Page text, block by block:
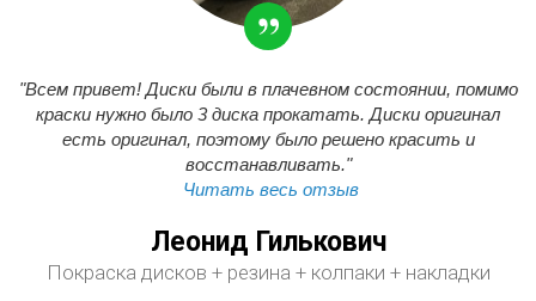
"Всем привет! Диски были в плачевном состоянии, помимо
краски нужно было 3 диска прокатать. Диски оригинал
есть оригинал, поэтому было решено красить и
восстанавливать."
Читать весь отзыв
Леонид Гилькович
Покраска дисков + резина + колпаки + накладки